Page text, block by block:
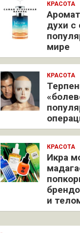
КРАСОТА
духи с
мире
КРАСОТА
КРАСОТА
Икра
и